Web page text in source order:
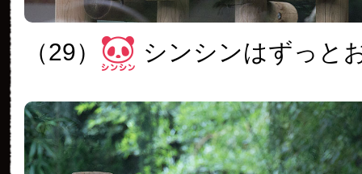
（29） シンシンはずっと